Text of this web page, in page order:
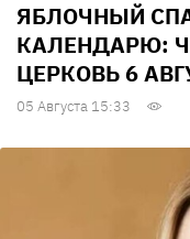
ЯБЛОЧНЫЙ
КАЛЕНДАРЮ:
ЦЕРКОВЬ 6
05 Августа 15:33